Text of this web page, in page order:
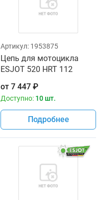
Артикул: 1953875
Цепь для мотоцикла
ESJOT 520 HRT 112
от 7 447 ₽
Доступно: 10 шт.
Подробнее